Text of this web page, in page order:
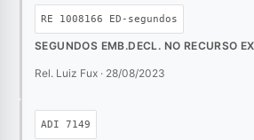
RE 1008166 ED-segundos
SEGUNDOS EMB.DECL. NO RECURSO
Rel. Luiz Fux · 28/08/2023
ADI 7149